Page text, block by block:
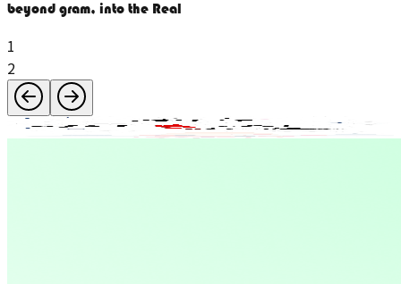
beyond gram, into the Real
1
2